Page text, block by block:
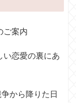
ご案内
い恋愛の裏にあ
から降りた日